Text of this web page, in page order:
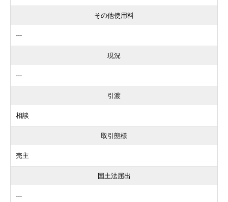
その他使用料
---
現況
---
引渡
相談
取引態様
売主
国土法届出
---